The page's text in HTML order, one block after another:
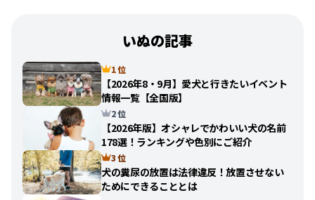
いぬの記事
1 位
【2026年8・9月】愛犬と行きたいイベント
情報一覧【全国版】
2 位
【2026年版】オシャレでかわいい犬の名前
178選！ランキングや色別にご紹介
3 位
犬の糞尿の放置は法律違反！放置させない
ためにできることとは